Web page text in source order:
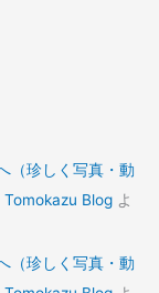
（珍しく写真・動
Tomokazu Blog よ
（珍しく写真・動